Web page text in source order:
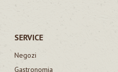
SERVICE
Negozi
Gastronomia